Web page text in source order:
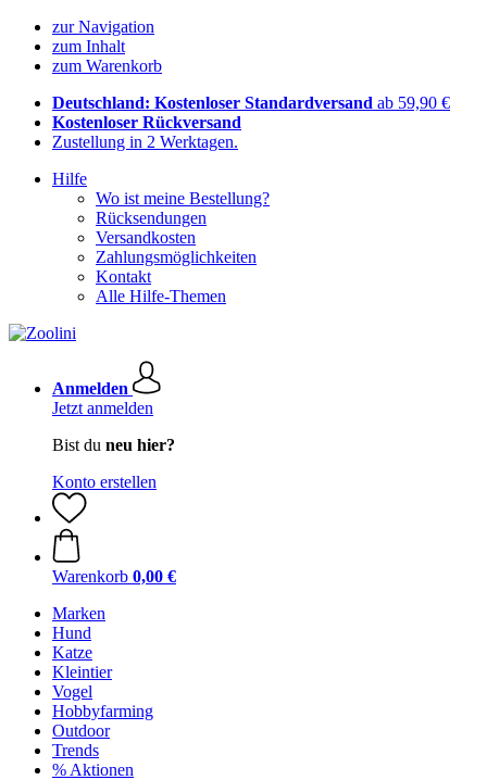
zur Navigation
zum Inhalt
zum Warenkorb
Deutschland: Kostenloser Standardversand ab 59,90 €
Kostenloser Rückversand
Zustellung in 2 Werktagen.
Hilfe
Wo ist meine Bestellung?
Rücksendungen
Versandkosten
Zahlungsmöglichkeiten
Kontakt
Alle Hilfe-Themen
Anmelden
Jetzt anmelden
Bist du neu hier?
Konto erstellen
Warenkorb 0,00 €
Marken
Hund
Katze
Kleintier
Vogel
Hobbyfarming
Outdoor
Trends
% Aktionen